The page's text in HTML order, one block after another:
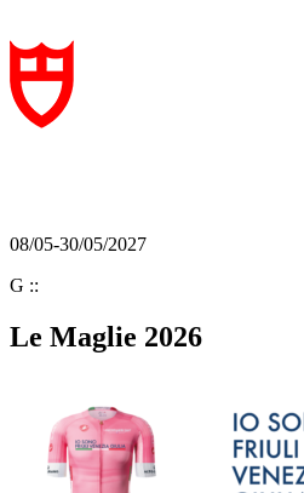
08/05-30/05/2027
G ::
Le Maglie 2026